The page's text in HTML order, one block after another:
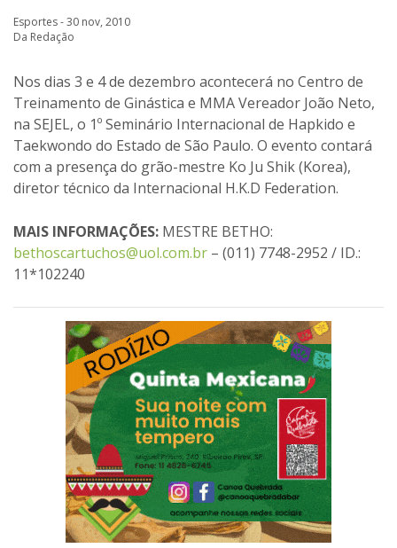
Esportes - 30 nov, 2010
Da Redação
Nos dias 3 e 4 de dezembro acontecerá no Centro de
Treinamento de Ginástica e MMA Vereador João Neto,
na SEJEL, o 1º Seminário Internacional de Hapkido e
Taekwondo do Estado de São Paulo. O evento contará
com a presença do grão-mestre Ko Ju Shik (Korea),
diretor técnico da Internacional H.K.D Federation.
MAIS INFORMAÇÕES: MESTRE BETHO:
bethoscartuchos@uol.com.br – (011) 7748-2952 / ID.:
11*102240